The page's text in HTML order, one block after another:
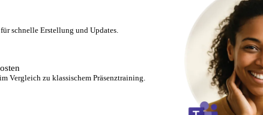
schnelle Erstellung und Updates.
Vergleich zu klassischem Präsenztraining.